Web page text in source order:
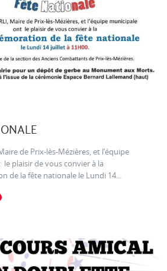
de Prix-lès-Mézières, et l’équipe
plaisir de vous convier à la
de la fête nationale le Lundi 14...